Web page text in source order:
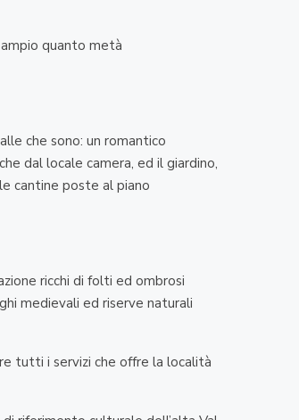
quanto metà
che sono: un romantico
dal locale camera, ed il giardino,
cantine poste al piano
ricchi di folti ed ombrosi
medievali ed riserve naturali
tutti i servizi che offre la località